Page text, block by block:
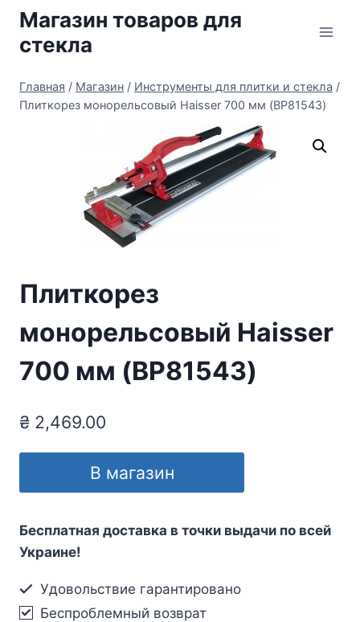
Перейти
содержимому
Магазин товаров для
стекла
Главная / Магазин / Инструменты для плитки и стекла /
Плиткорез монорельсовый Haisser 700 мм (BP81543)
Плиткорез
монорельсовый Haisser
700 мм (BP81543)
₴ 2,469.00
В магазин
Бесплатная доставка в точки выдачи по всей
Украине!
Удовольствие гарантировано
Беспроблемный возврат